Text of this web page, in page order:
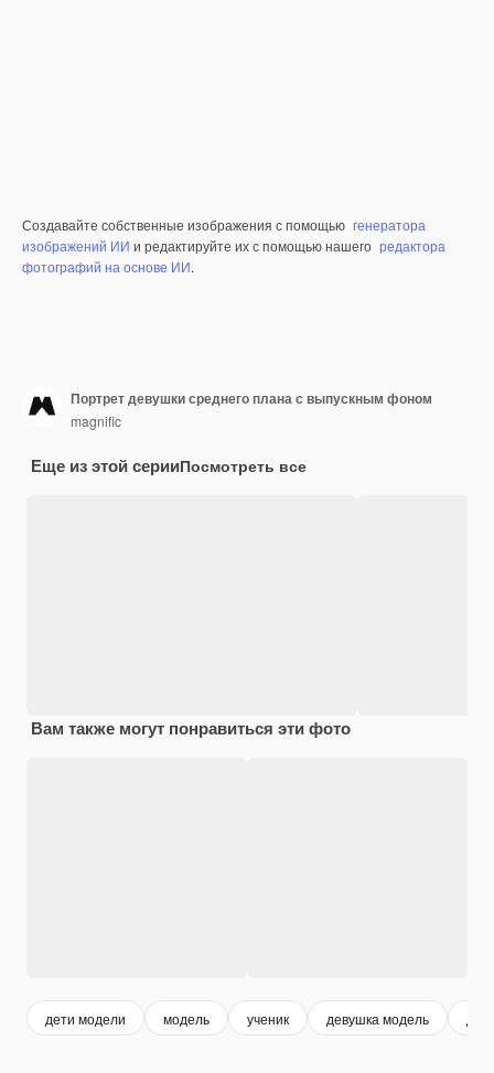
Создавайте собственные изображения с помощью генератора
изображений ИИ и редактируйте их с помощью нашего редактора
фотографий на основе ИИ.
Портрет девушки среднего плана с выпускным фоном
magnific
Еще из этой серииПосмотреть все
Вам также могут понравиться эти фото
дети модели модель ученик девушка модель